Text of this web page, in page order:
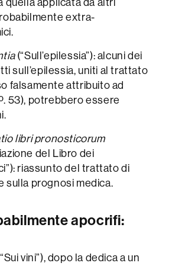
quella applicata da altri
extra-
(“Sull’epilessia”): alcuni dei
sull’epilessia, uniti al trattato
falsamente attribuito ad
53), potrebbero essere
libri pronosticorum
del Libro dei
riassunto del trattato di
sulla prognosi medica.
apocrifi:
vini”), dopo la dedica a un